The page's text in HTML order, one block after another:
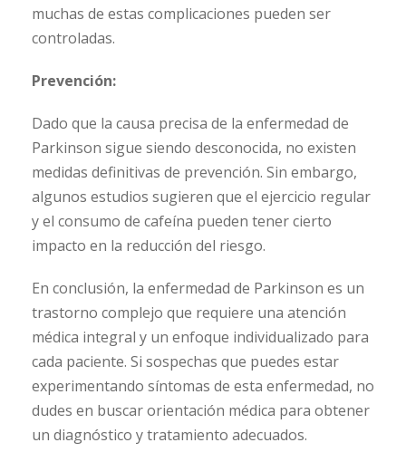
muchas de estas complicaciones pueden ser
controladas.
Prevención:
Dado que la causa precisa de la enfermedad de
Parkinson sigue siendo desconocida, no existen
medidas definitivas de prevención. Sin embargo,
algunos estudios sugieren que el ejercicio regular
y el consumo de cafeína pueden tener cierto
impacto en la reducción del riesgo.
En conclusión, la enfermedad de Parkinson es un
trastorno complejo que requiere una atención
médica integral y un enfoque individualizado para
cada paciente. Si sospechas que puedes estar
experimentando síntomas de esta enfermedad, no
dudes en buscar orientación médica para obtener
un diagnóstico y tratamiento adecuados.